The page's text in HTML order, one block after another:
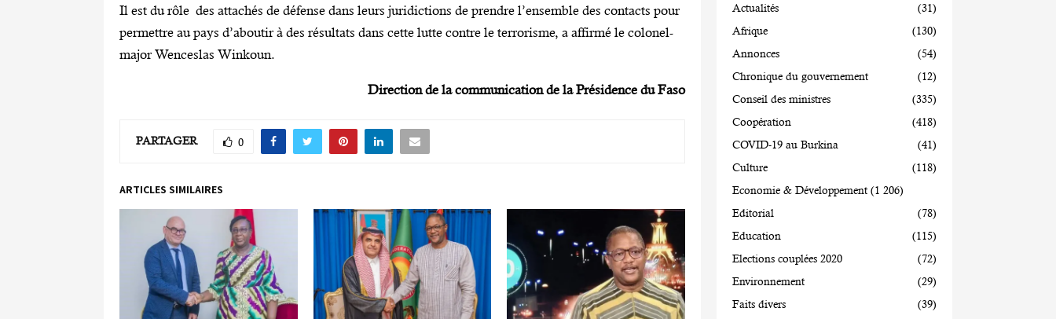
Il est du rôle des attachés de défense dans leurs juridictions de prendre l’ensemble des contacts pour
permettre au pays d’aboutir à des résultats dans cette lutte contre le terrorisme, a affirmé le colonel-
major Wenceslas Winkoun.
Direction de la communication de la Présidence du Faso
PARTAGER 0
ARTICLES SIMILAIRES
Actualités
(31)
Afrique
(130)
Annonces
(54)
Chronique du gouvernement
(12)
Conseil des ministres
(335)
Coopération
(418)
COVID-19 au Burkina
(41)
Culture
(118)
Economie & Développement (1 206)
Editorial
(78)
Education
(115)
Elections couplées 2020
(72)
Environnement
(29)
Faits divers
(39)